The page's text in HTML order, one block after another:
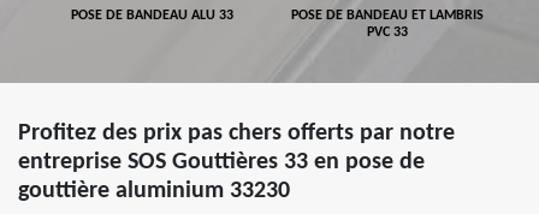
POSE DE BANDEAU ALU 33
POSE DE BANDEAU ET LAMBRIS
PVC 33
Profitez des prix pas chers offerts par notre
entreprise SOS Gouttières 33 en pose de
gouttière aluminium 33230